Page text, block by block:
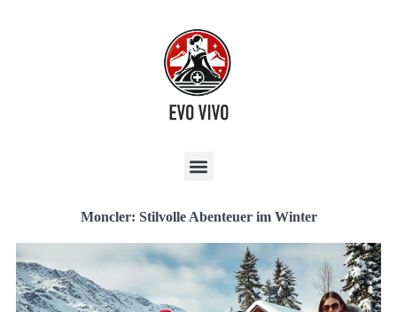
Moncler: Stilvolle Abenteuer im Winter